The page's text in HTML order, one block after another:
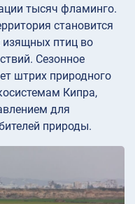
тысяч фламинго.
становится
птиц во
Сезонное
штрих природного
Кипра,
для
природы.